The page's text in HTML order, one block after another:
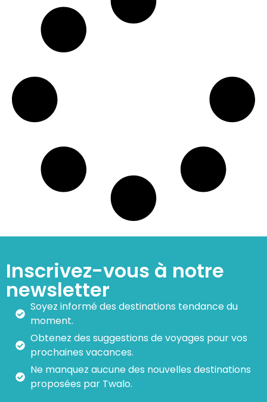
Inscrivez-vous à notre
newsletter
Soyez informé des destinations tendance du
moment.
Obtenez des suggestions de voyages pour vos
prochaines vacances.
Ne manquez aucune des nouvelles destinations
proposées par Twalo.